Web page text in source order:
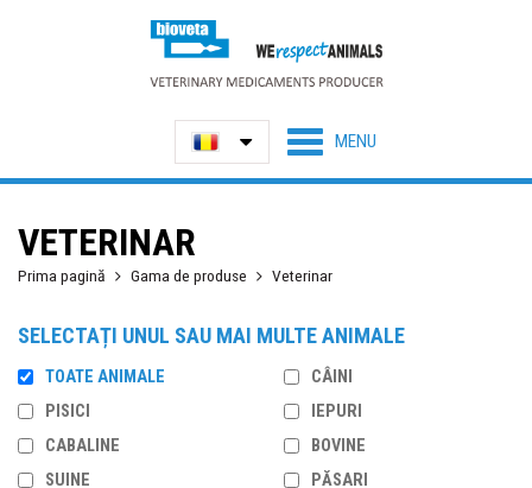
VETERINAR
Prima pagină Gama de produse Veterinar
SELECTAȚI UNUL SAU MAI MULTE ANIMALE
TOATE ANIMALE
CÂINI
PISICI
IEPURI
CABALINE
BOVINE
SUINE
PĂSARI